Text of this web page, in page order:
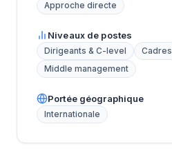
Approche directe
Niveaux de postes
Dirigeants & C-level
Cadres
Middle management
Portée géographique
Internationale